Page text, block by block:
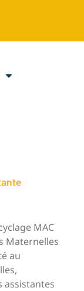
MAC
Maternelles
au
assistantes